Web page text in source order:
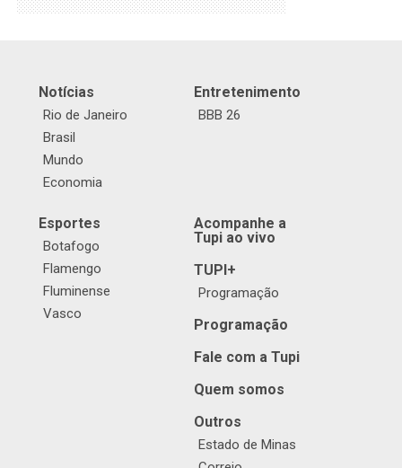
Notícias
Rio de Janeiro
Brasil
Mundo
Economia
Entretenimento
BBB 26
Esportes
Botafogo
Flamengo
Fluminense
Vasco
Acompanhe a
Tupi ao vivo
TUPI+
Programação
Programação
Fale com a Tupi
Quem somos
Outros
Estado de Minas